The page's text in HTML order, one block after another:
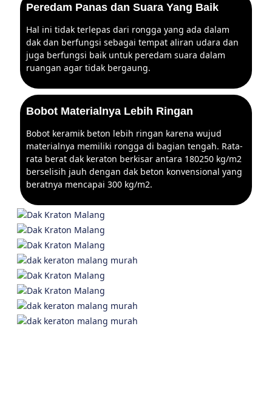
Peredam Panas dan Suara Yang Baik
Hal ini tidak terlepas dari rongga yang ada dalam
dak dan berfungsi sebagai tempat aliran udara dan
juga berfungsi baik untuk peredam suara dalam
ruangan agar tidak bergaung.
Bobot Materialnya Lebih Ringan
Bobot keramik beton lebih ringan karena wujud
materialnya memiliki rongga di bagian tengah. Rata-
rata berat dak keraton berkisar antara 180250 kg/m2
berselisih jauh dengan dak beton konvensional yang
beratnya mencapai 300 kg/m2.